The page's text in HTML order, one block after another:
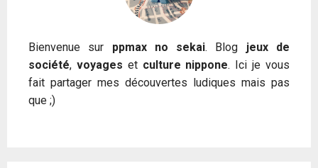
Bienvenue sur ppmax no sekai. Blog jeux de
société, voyages et culture nippone. Ici je vous
fait partager mes découvertes ludiques mais pas
que ;)